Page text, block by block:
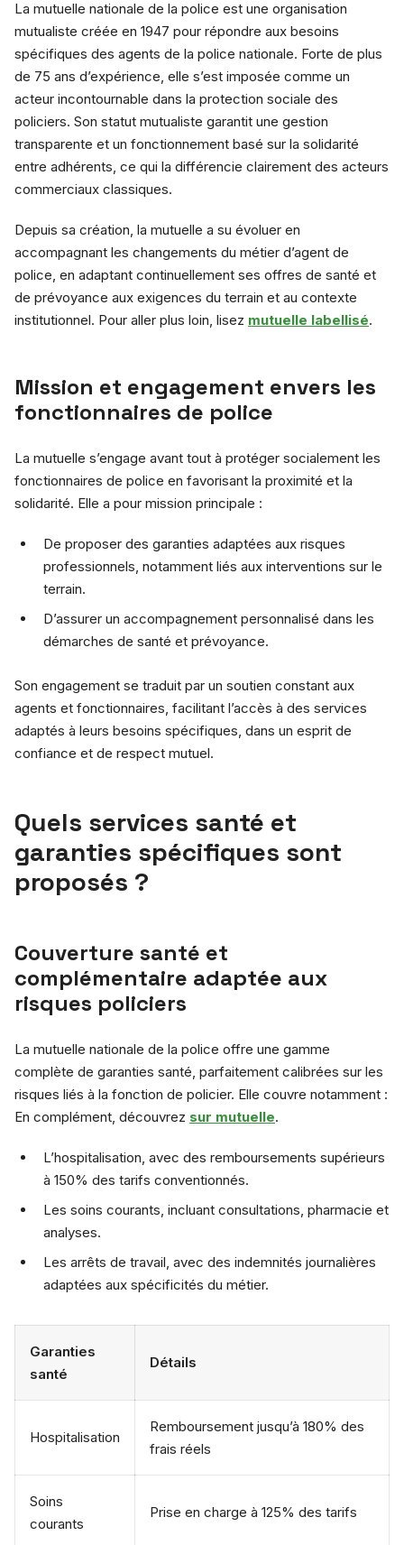
La mutuelle nationale de la police est une organisation
mutualiste créée en 1947 pour répondre aux besoins
spécifiques des agents de la police nationale. Forte de plus
de 75 ans d’expérience, elle s’est imposée comme un
acteur incontournable dans la protection sociale des
policiers. Son statut mutualiste garantit une gestion
transparente et un fonctionnement basé sur la solidarité
entre adhérents, ce qui la différencie clairement des acteurs
commerciaux classiques.
Depuis sa création, la mutuelle a su évoluer en
accompagnant les changements du métier d’agent de
police, en adaptant continuellement ses offres de santé et
de prévoyance aux exigences du terrain et au contexte
institutionnel. Pour aller plus loin, lisez mutuelle labellisé.
Mission et engagement envers les
fonctionnaires de police
La mutuelle s’engage avant tout à protéger socialement les
fonctionnaires de police en favorisant la proximité et la
solidarité. Elle a pour mission principale :
De proposer des garanties adaptées aux risques
professionnels, notamment liés aux interventions sur le
terrain.
D’assurer un accompagnement personnalisé dans les
démarches de santé et prévoyance.
Son engagement se traduit par un soutien constant aux
agents et fonctionnaires, facilitant l’accès à des services
adaptés à leurs besoins spécifiques, dans un esprit de
confiance et de respect mutuel.
Quels services santé et
garanties spécifiques sont
proposés ?
Couverture santé et
complémentaire adaptée aux
risques policiers
La mutuelle nationale de la police offre une gamme
complète de garanties santé, parfaitement calibrées sur les
risques liés à la fonction de policier. Elle couvre notamment :
En complément, découvrez sur mutuelle.
L’hospitalisation, avec des remboursements supérieurs
à 150% des tarifs conventionnés.
Les soins courants, incluant consultations, pharmacie et
analyses.
Les arrêts de travail, avec des indemnités journalières
adaptées aux spécificités du métier.
Garanties
santé
Détails
Hospitalisation
Remboursement jusqu’à 180% des
frais réels
Soins
courants
Prise en charge à 125% des tarifs